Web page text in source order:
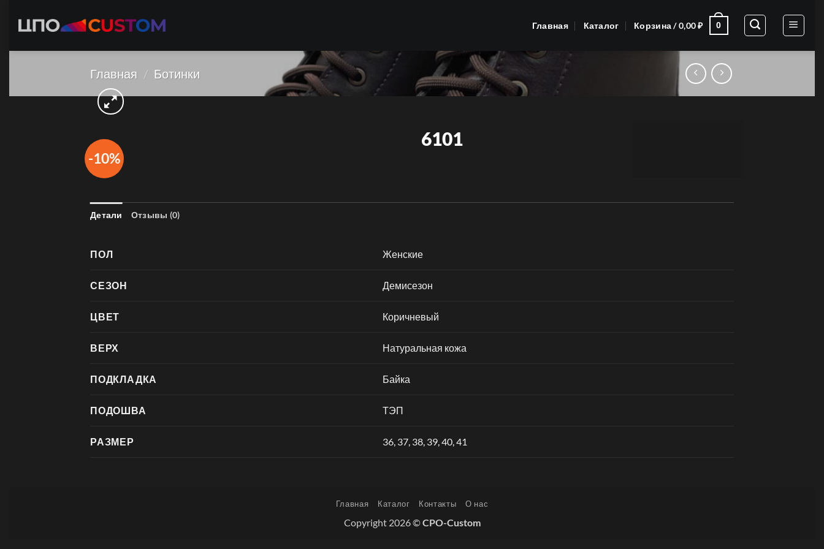
Главная Каталог Корзина /0,00₽ 0
Главная / Ботинки
-10%
6101
Детали Отзывы (0)
ПОЛ Женские
СЕЗОН Демисезон
ЦВЕТ Коричневый
ВЕРХ Натуральная кожа
ПОДКЛАДКА Байка
ПОДОШВА ТЭП
РАЗМЕР 36, 37, 38, 39, 40, 41
Главная Каталог Контакты О нас
Copyright 2026 ©CPO-Custom